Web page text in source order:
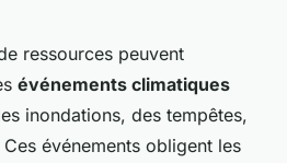
ressources peuvent
événements climatiques
inondations, des tempêtes,
événements obligent les